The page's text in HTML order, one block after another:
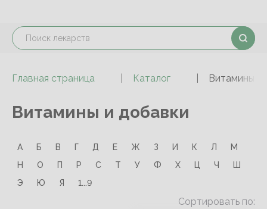
Главная страница Каталог Витамины и
Витамины и добавки
А Б В Г Д Е Ж З И К Л
М
Н
О П Р С Т У Ф Х Ц Ч
Ш
Э
Ю Я 1...9
Сортировать по: